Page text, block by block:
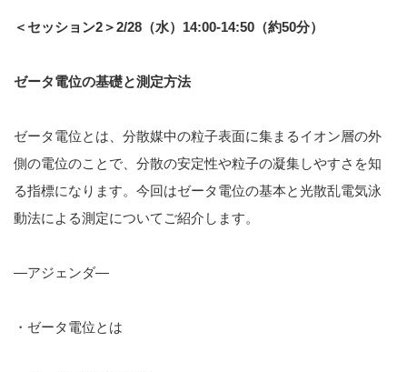
＜セッション2＞2/28（水）14:00-14:50（約50分）
ゼータ電位の基礎と測定方法
ゼータ電位とは、分散媒中の粒子表面に集まるイオン層の外
側の電位のことで、分散の安定性や粒子の凝集しやすさを知
る指標になります。今回はゼータ電位の基本と光散乱電気泳
動法による測定についてご紹介します。
—アジェンダ—
・ゼータ電位とは